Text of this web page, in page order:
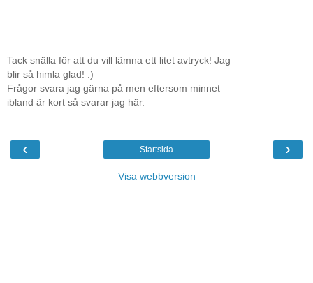
Tack snälla för att du vill lämna ett litet avtryck! Jag
blir så himla glad! :)
Frågor svara jag gärna på men eftersom minnet
ibland är kort så svarar jag här.
‹ ›
Startsida
Visa webbversion